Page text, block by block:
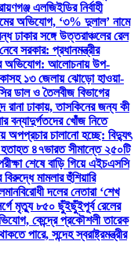
এলজিইডির নির্বাহী
অভিযোগ, ‘৩% দুলাল’ নামে
ঢাকার সঙ্গে উত্তরাঞ্চলের রেল
সরকার: প্রধানমন্ত্রীর
অভিযোগ: আলোচনায় উপ-
১৩ জেলায় ঝোড়ো হাওয়া-
ডাল ও তৈলবীজ বিভাগের
রানা ঢাকায়, তাসকিনের জন্য কী
বন্যাদুর্গতদের খোঁজ নিতে
অপপ্রচার চালানো হচ্ছে: বিদ্যুৎ
হতাহত ৪৭ভারত সীমান্তে ২৫০টি
শেষে বাড়ি গিয়ে এইচএসসি
মামলার হুঁশিয়ারি
বিরোধী দলের নেতারা ‘শেখ
মৃত্যু ৮৫০ ছুঁইছুঁইপূর্ব রেলের
কেন্দ্রে প্রকৌশলী তারেক
পারে, সন্দেহ স্বরাষ্ট্রমন্ত্রীর